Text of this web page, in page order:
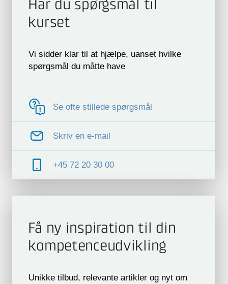
Har du spørgsmål til
kurset
Vi sidder klar til at hjælpe, uanset hvilke
spørgsmål du måtte have
Se ofte stillede spørgsmål
Skriv en e-mail
+45 72 20 30 00
Få ny inspiration til din
kompetence­udvikling
Unikke tilbud, relevante artikler og nyt om